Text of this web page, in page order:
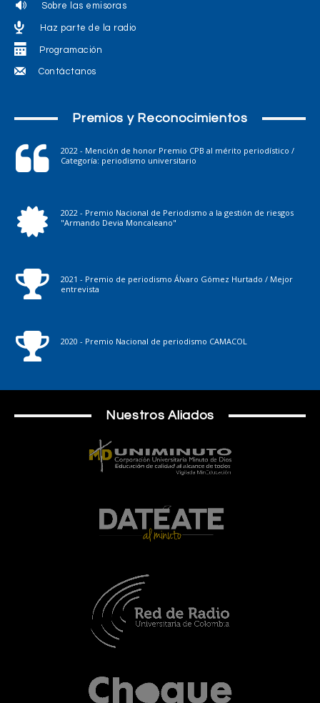
Sobre las emisoras
Haz parte de la radio
Programación
Contáctanos
Premios y Reconocimientos
2022 - Mención de honor Premio CPB al mérito periodístico /
Categoría: periodismo universitario
2022 - Premio Nacional de Periodismo a la gestión de riesgos
"Armando Devia Moncaleano"
2021 - Premio de periodismo Álvaro Gómez Hurtado / Mejor
entrevista
2020 - Premio Nacional de periodismo CAMACOL
Nuestros Aliados